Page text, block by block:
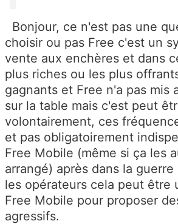
Bonjour, ce n'est pas une
choisir ou pas Free c'est un
vente aux enchères et dans
plus riches ou les plus
gagnants et Free n'a pas mis
sur la table mais c'est peut
volontairement, ces
et pas obligatoirement
Free Mobile (même si ça les
arrangé) après dans la
les opérateurs cela peut être
Free Mobile pour proposer
agressifs.